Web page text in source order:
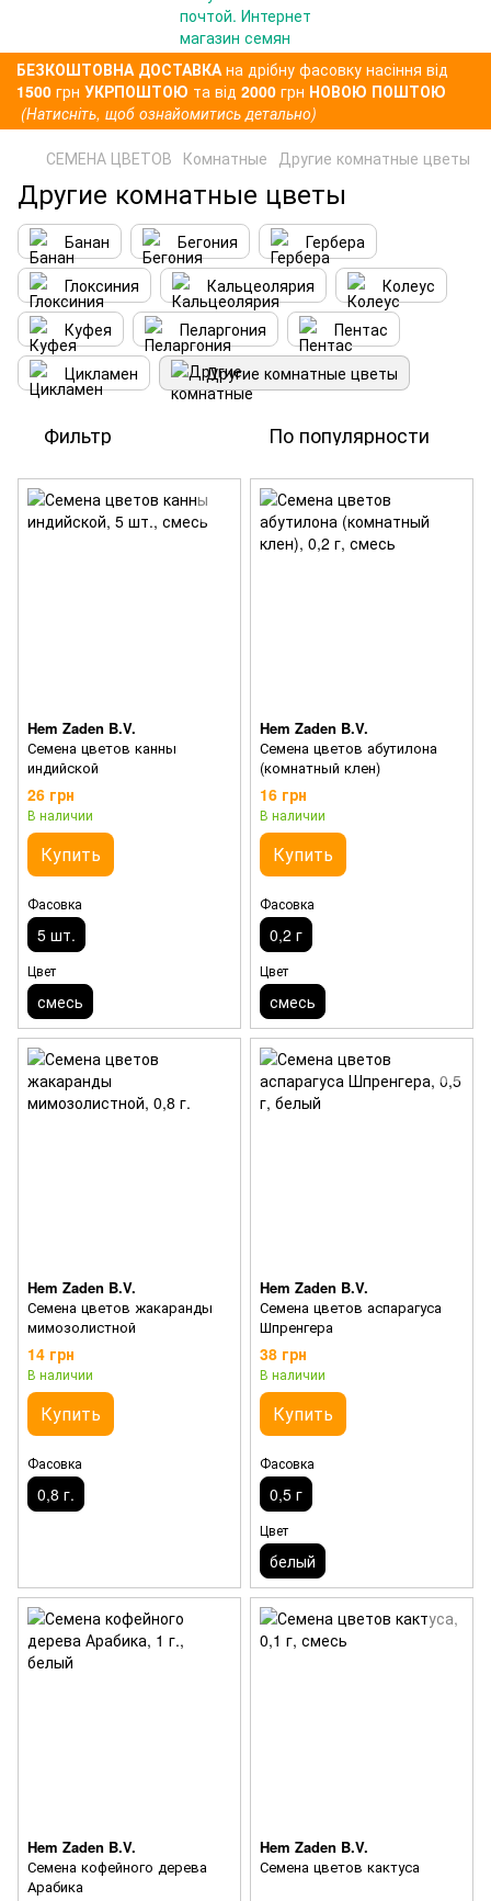
БЕЗКОШТОВНА ДОСТАВКАна дрібну фасовку насіння від
1500 грн УКРПОШТОЮ та від 2000 грн НОВОЮ ПОШТОЮ
(Натисніть, щоб ознайомитись детально)
СЕМЕНА ЦВЕТОВ Комнатные Другие комнатные цветы
Другие комнатные цветы
Банан Бегония
Гербера
Глоксиния
Кальцеолярия
Колеус
Куфея
Пеларгония
Пентас
Цикламен
Другие комнатные цветы
Фильтр По популярности
Hem Zaden B.V.
Семена цветов канны
индийской
26 грн
В наличии
Купить
Фасовка
5 шт.
Цвет
смесь
Hem Zaden B.V.
Семена цветов абутилона
(комнатный клен)
16 грн
В наличии
Купить
Фасовка
0,2 г
Цвет
смесь
Hem Zaden B.V.
Семена цветов жакаранды
мимозолистной
14 грн
В наличии
Купить
Фасовка
0,8 г.
Hem Zaden B.V.
Семена цветов аспарагуса
Шпренгера
38 грн
В наличии
Купить
Фасовка
0,5 г
Цвет
белый
Hem Zaden B.V.
Семена кофейного дерева
Арабика
Hem Zaden B.V.
Семена цветов кактуса